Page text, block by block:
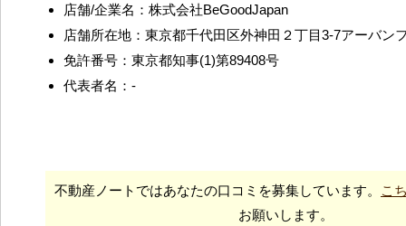
店舗/企業名：株式会社BeGoodJapan
店舗所在地：東京都千代田区外神田２丁目3-7アーバン
免許番号：東京都知事(1)第89408号
代表者名：-
不動産ノートではあなたの口コミを募集しています。
こ
お願いします。